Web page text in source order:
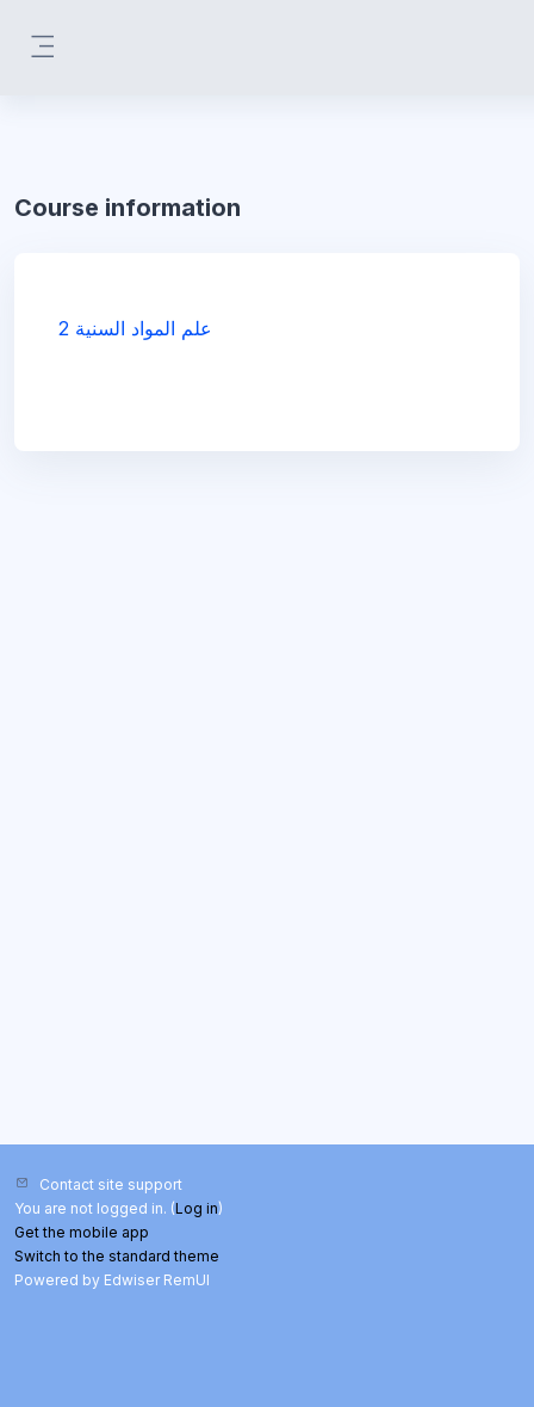
Course information
علم المواد السنية 2
Contact site support
You are not logged in. (Log in)
Get the mobile app
Switch to the standard theme
Powered by Edwiser RemUI